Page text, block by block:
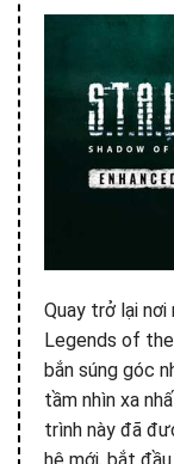
Quay trở lại nơi
Legends of
bắn súng góc
tầm nhìn xa
trình này đã